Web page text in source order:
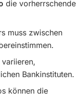
die vorherrschende
muss zwischen
Bankinstituten.
können die